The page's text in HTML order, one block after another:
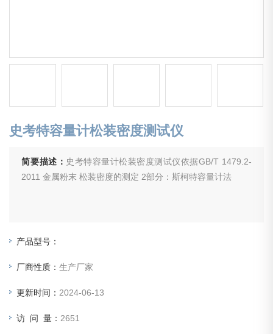
史考特容量计松装密度测试仪
简要描述： 史考特容量计松装密度测试仪依据GB/T 1479.2-
2011 金属粉末 松装密度的测定 2部分：斯柯特容量计法
产品型号：
厂商性质：生产厂家
更新时间： 2024-06-13
访 问 量： 2651